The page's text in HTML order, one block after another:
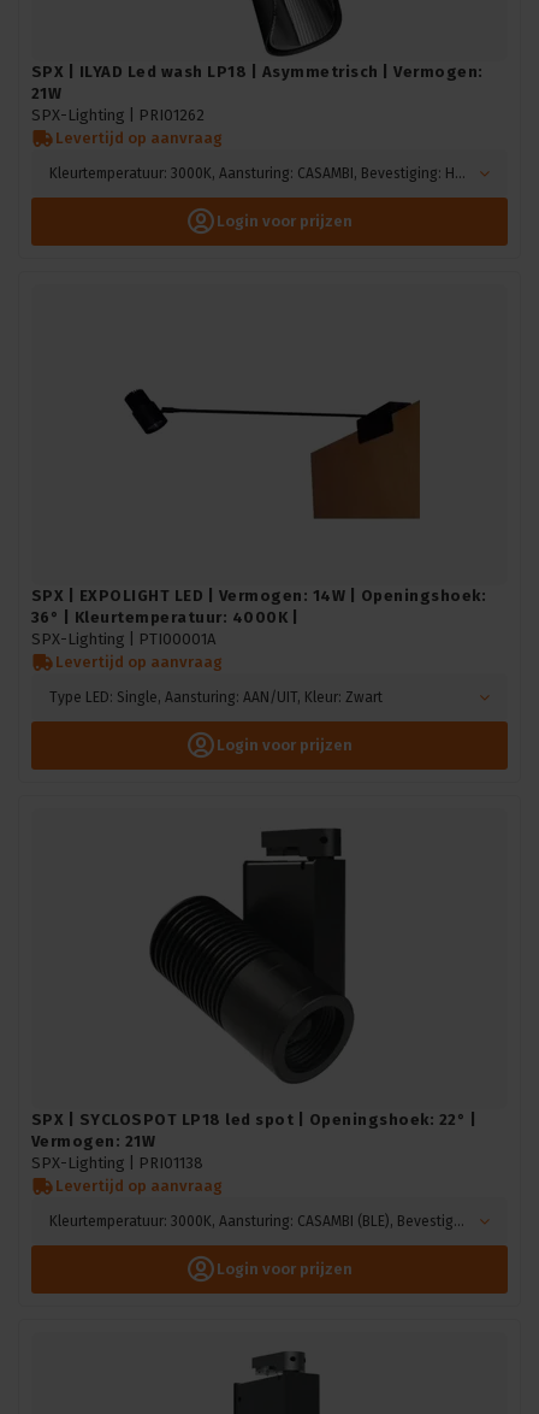
SPX | ILYAD Led wash LP18 | Asymmetrisch | Vermogen:
21W
SPX-Lighting |
PRI01262
Levertijd op aanvraag
Kleurtemperatuur: 3000K, Aansturing: CASAMBI, Bevestiging: Hook mounting, Kleur: Zwart
Login voor prijzen
SPX | EXPOLIGHT LED | Vermogen: 14W | Openingshoek:
36° | Kleurtemperatuur: 4000K |
SPX-Lighting |
PTI00001A
Levertijd op aanvraag
Type LED: Single, Aansturing: AAN/UIT, Kleur: Zwart
Login voor prijzen
SPX | SYCLOSPOT LP18 led spot | Openingshoek: 22° |
Vermogen: 21W
SPX-Lighting |
PRI01138
Levertijd op aanvraag
Kleurtemperatuur: 3000K, Aansturing: CASAMBI (BLE), Bevestiging: Hook mounting, Kleur: Zwart
Login voor prijzen